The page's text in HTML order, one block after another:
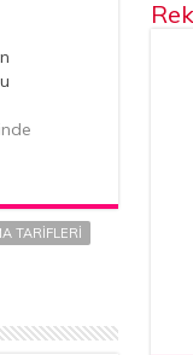
TARIFLERI